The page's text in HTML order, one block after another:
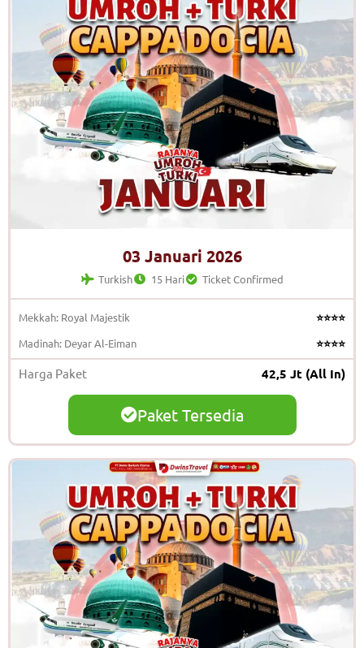
03 Januari 2026
Turkish 15 Hari Ticket Confirmed
Mekkah: Royal Majestik
⭐⭐⭐⭐
Madinah: Deyar Al-Eiman
⭐⭐⭐⭐
Harga Paket 42,5 Jt (All In)
Paket Tersedia